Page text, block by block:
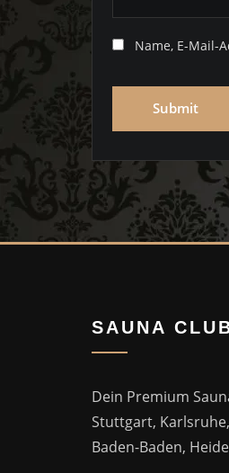
Name, E-Mail-
SAUNA
Dein Premium
Stuttgart,
Baden-Baden,